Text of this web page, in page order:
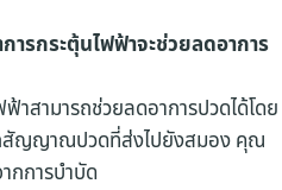
ารกระตุ้นไฟฟ้าจะช่วยลดอาการ
าสามารถช่วยลดอาการปวดได้โดย
สัญญาณปวดที่ส่งไปยังสมอง คุณ
กการบำบัด